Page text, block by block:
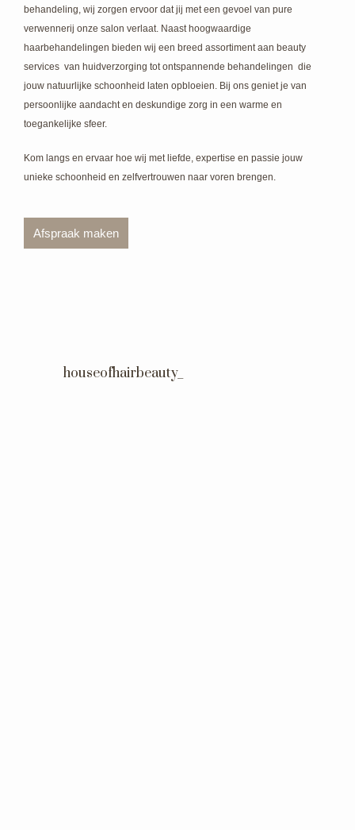
behandeling, wij zorgen ervoor dat jij met een gevoel van pure
verwennerij onze salon verlaat. Naast hoogwaardige
haarbehandelingen bieden wij een breed assortiment aan beauty
services van huidverzorging tot ontspannende behandelingen die
jouw natuurlijke schoonheid laten opbloeien. Bij ons geniet je van
persoonlijke aandacht en deskundige zorg in een warme en
toegankelijke sfeer.
Kom langs en ervaar hoe wij met liefde, expertise en passie jouw
unieke schoonheid en zelfvertrouwen naar voren brengen.
Afspraak maken
houseofhairbeauty_